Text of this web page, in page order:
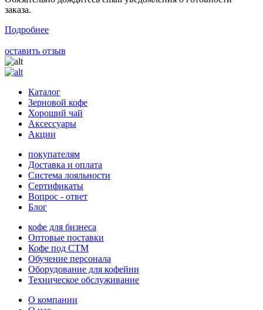
заказа.
Подробнее
оставить отзыв
Каталог
Зерновой кофе
Хороший чай
Аксессуары
Акции
покупателям
Доставка и оплата
Система лояльности
Сертификаты
Вопрос - ответ
Блог
кофе для бизнеса
Оптовые поставки
Кофе под СТМ
Обучение персонала
Оборудование для кофейни
Техническое обслуживание
О компании